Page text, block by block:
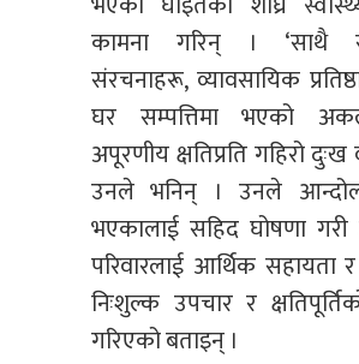
कामना गरिन् । ‘साथै
संरचनाहरू, व्यावसायिक
घर सम्पत्तिमा भएको
अपूरणीय क्षतिप्रति गहिरो दुःख
उनले भनिन् । उनले
भएकालाई सहिद घोषणा
परिवारलाई आर्थिक सहायता
निःशुल्क उपचार र
गरिएको बताइन् ।